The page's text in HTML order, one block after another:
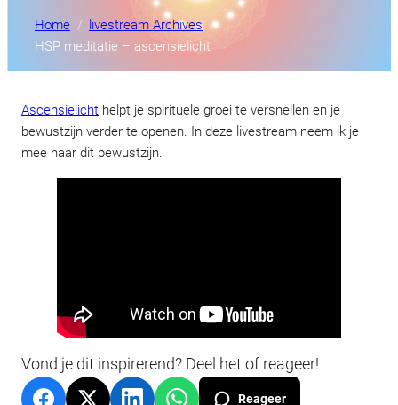
Home
livestream Archives
HSP meditatie – ascensielicht
Ascensielicht helpt je spirituele groei te versnellen en je
bewustzijn verder te openen. In deze livestream neem ik je
mee naar dit bewustzijn.
Vond je dit inspirerend? Deel het of reageer!
Reageer